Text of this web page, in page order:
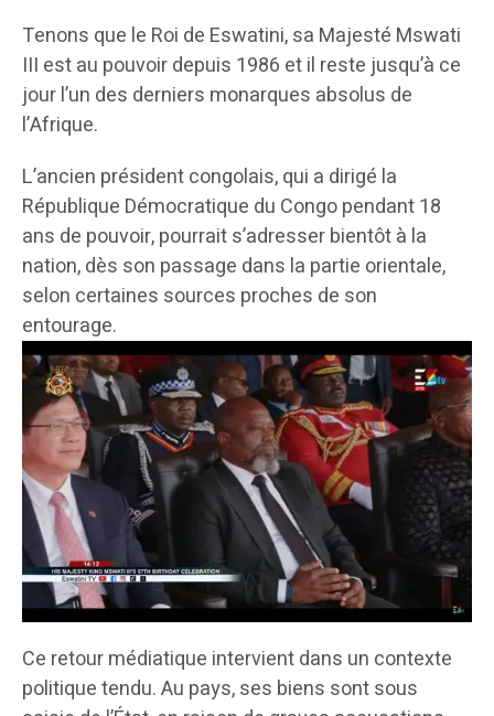
Tenons que le Roi de Eswatini, sa Majesté Mswati
III est au pouvoir depuis 1986 et il reste jusqu’à ce
jour l’un des derniers monarques absolus de
l’Afrique.
L’ancien président congolais, qui a dirigé la
République Démocratique du Congo pendant 18
ans de pouvoir, pourrait s’adresser bientôt à la
nation, dès son passage dans la partie orientale,
selon certaines sources proches de son
entourage.
Ce retour médiatique intervient dans un contexte
politique tendu. Au pays, ses biens sont sous